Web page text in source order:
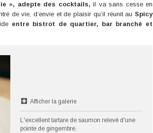
», adepte des cocktails, il va sans cesse en
de vie, d’envie et de plaisir qu’il réunit au Spicy
entre bistrot de quartier, bar branché et
Afficher la galerie
L'excellent tartare de saumon relevé d'une
pointe de gingembre.